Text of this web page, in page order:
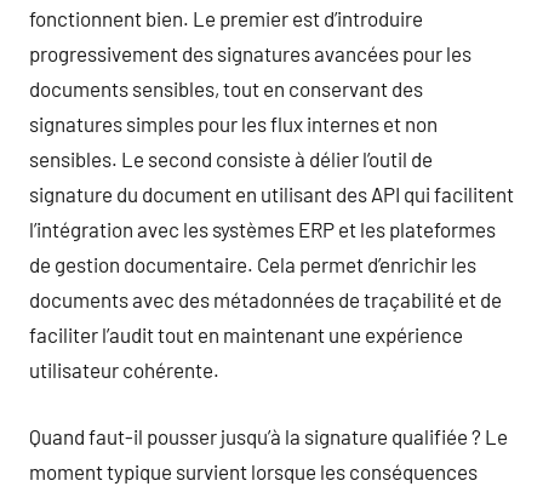
fonctionnent bien. Le premier est d’introduire
progressivement des signatures avancées pour les
documents sensibles, tout en conservant des
signatures simples pour les flux internes et non
sensibles. Le second consiste à délier l’outil de
signature du document en utilisant des API qui facilitent
l’intégration avec les systèmes ERP et les plateformes
de gestion documentaire. Cela permet d’enrichir les
documents avec des métadonnées de traçabilité et de
faciliter l’audit tout en maintenant une expérience
utilisateur cohérente.
Quand faut-il pousser jusqu’à la signature qualifiée ? Le
moment typique survient lorsque les conséquences